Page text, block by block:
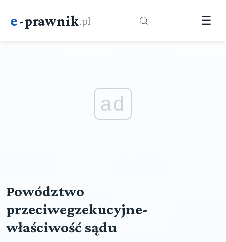
e-prawnik.pl ☰
ad
Powództwo
przeciwegzekucyjne-
właściwość sądu